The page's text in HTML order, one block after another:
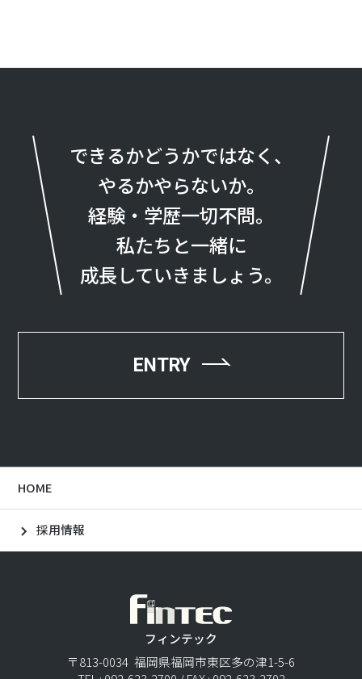
できるかどうかではなく、
やるかやらないか。
経験・学歴一切不問。
私たちと一緒に
成長していきましょう。
ENTRY
HOME
採用情報
フィンテック
〒813-0034 福岡県福岡市東区多の津1-5-6